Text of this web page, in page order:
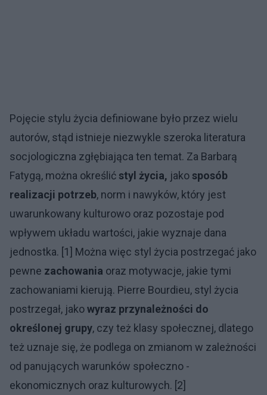
Pojęcie stylu życia definiowane było przez wielu
autorów, stąd istnieje niezwykle szeroka literatura
socjologiczna zgłębiająca ten temat. Za Barbarą
Fatygą, można określić styl życia, jako sposób
realizacji potrzeb, norm i nawyków, który jest
uwarunkowany kulturowo oraz pozostaje pod
wpływem układu wartości, jakie wyznaje dana
jednostka. [1] Można więc styl życia postrzegać jako
pewne zachowania oraz motywacje, jakie tymi
zachowaniami kierują. Pierre Bourdieu, styl życia
postrzegał, jakowyraz przynależności do
określonej grupy, czy też klasy społecznej, dlatego
też uznaje się, że podlega on zmianom w zależności
od panujących warunków społeczno -
ekonomicznych oraz kulturowych. [2]